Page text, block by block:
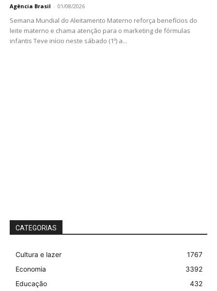
Agência Brasil - 01/08/2026
Semana Mundial do Aleitamento Materno reforça benefícios do
leite materno e chama atenção para o marketing de fórmulas
infantis Teve início neste sábado (1º) a...
CATEGORIAS
Cultura e lazer
1767
Economia
3392
Educação
432